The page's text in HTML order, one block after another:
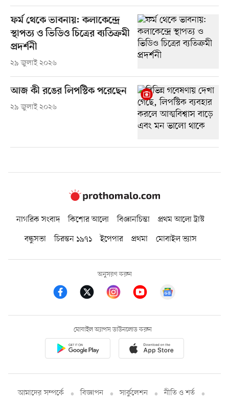
ফর্ম থেকে ভাবনায়: কলাকেন্দ্রে
স্থাপত্য ও ভিডিও চিত্রের ব্যতিক্রমী
প্রদর্শনী
২৯ জুলাই ২০২৬
আজ কী রঙের লিপস্টিক পরেছেন
২৯ জুলাই ২০২৬
নাগরিক সংবাদ কিশোর আলো বিজ্ঞানচিন্তা
প্রথম আলো ট্রাস্ট
বন্ধুসভা
চিরন্তন ১৯৭১ ইপেপার প্রথমা মোবাইল ভ্যাস
অনুসরণ করুন
মোবাইল অ্যাপস ডাউনলোড করুন
আমাদের সম্পর্কে বিজ্ঞাপন সার্কুলেশন নীতি ও শর্ত